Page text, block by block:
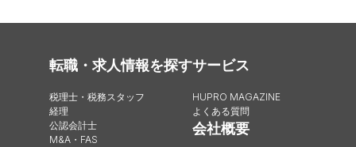
転職・求人情報を探す
税理士・税務スタッフ
経理
公認会計士
M&A・FAS
サービス
HUPRO MAGAZINE
よくある質問
会社概要